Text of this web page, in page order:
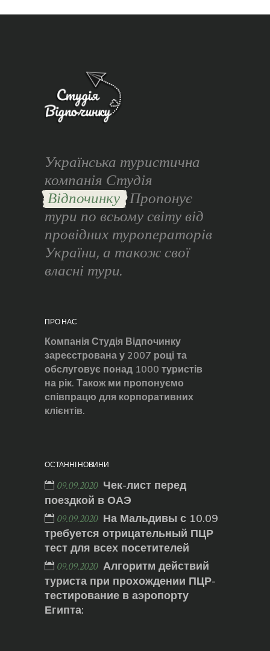
Українська туристична
компанія Студія
Відпочинку Пропонує
тури по всьому світу від
провідних туроператорів
України, а також свої
власні тури.
ПРО НАС
Компанія Студія Відпочинку
зареєстрована у 2007 році та
обслуговує понад 1000 туристів
на рік. Також ми пропонуємо
співпрацю для корпоративних
клієнтів.
ОСТАННІ НОВИНИ
09.09.2020 Чек-лист перед
поездкой в ОАЭ
09.09.2020 На Мальдивы с 10.09
требуется отрицательный ПЦР
тест для всех посетителей
09.09.2020 Алгоритм действий
туриста при прохождении ПЦР-
тестирование в аэропорту
Египта: